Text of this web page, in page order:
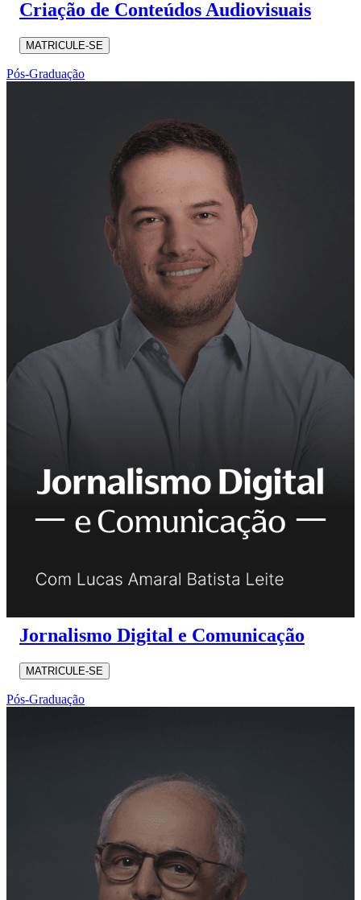
Criação de Conteúdos Audiovisuais
MATRICULE-SE
Pós-Graduação
Jornalismo Digital e Comunicação
MATRICULE-SE
Pós-Graduação